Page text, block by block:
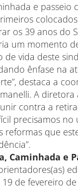
e passeio
os 39 anos do
um momento
vida deste
ênfase na
destaca a
A
contra a
precisamos
reformas que
Caminhada e
de fevereiro